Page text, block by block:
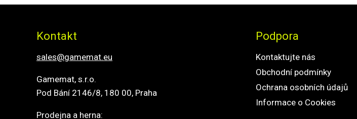
Kontakt
sales@gamemat.eu
Gamemat, s.r.o.
Pod Bání 2146/8, 180 00, Praha
Prodejna a herna:
Podpora
Kontaktujte nás
Obchodní podmínky
Ochrana osobních údajů
Informace o Cookies